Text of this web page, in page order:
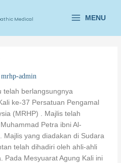
Medical
MENU
mrhp-admin
telah berlangsungnya
ke-37 Persatuan Pengamal
(MRHP) . Majlis telah
Petra ibni Al-
Majlis yang diadakan di Sudara
telah dihadiri oleh ahli-ahli
Pada Mesyuarat Agung Kali ini